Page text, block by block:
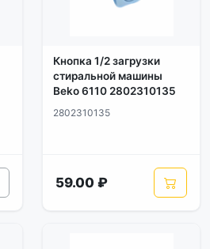
Кнопка 1/2 загрузки
стиральной машины
Beko 6110 2802310135
2802310135
59.00 ₽